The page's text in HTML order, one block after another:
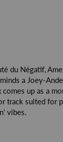
du Négatif,
a Joey-
up as a
track suited for
vibes.